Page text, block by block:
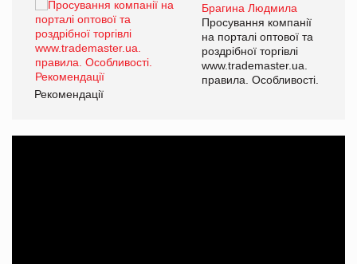
Брагина Людмила
Просування компанії
на порталі оптової та
роздрібної торгівлі
www.trademaster.ua.
правила. Особливості.
Рекомендації